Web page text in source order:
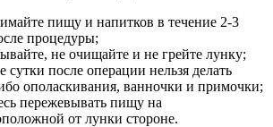
пищу и напитков в течение 2-3
процедуры;
не очищайте и не грейте лунку;
сутки после операции нельзя делать
ополаскивания, ванночки и примочки;
пережевывать пищу на
от лунки стороне.